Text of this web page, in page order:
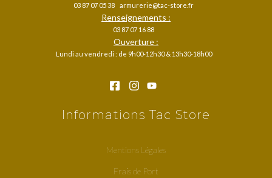
03 87 07 05 38 armurerie@tac-store.fr
Renseignements :
03 87 07 16 88
Ouverture :
Lundi au vendredi : de 9h00-12h30 & 13h30-18h00
Informations Tac Store
Mentions Légales
Frais de Port